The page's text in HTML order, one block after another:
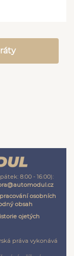
8:00 - 16:00):
osobních
obsah
ojetých
práva vykonává